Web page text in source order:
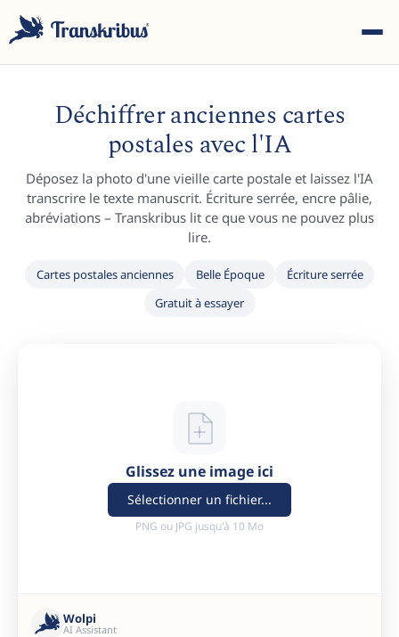
ESC
Commencez à taper pour rechercher parmi les modèles,
Déchiffrer anciennes cartes
postales avec l'IA
Déposez la photo d'une vieille carte postale et laissez l'IA
transcrire le texte manuscrit. Écriture serrée, encre pâlie,
abréviations – Transkribus lit ce que vous ne pouvez plus
lire.
Cartes postales anciennes Belle Époque
Écriture serrée
Gratuit à essayer
Glissez une image ici
Sélectionner un fichier...
PNG ou JPG jusqu'à 10 Mo
Wolpi
AI Assistant